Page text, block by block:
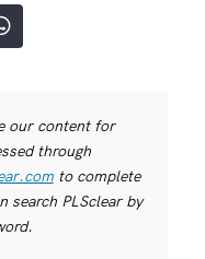
our content for
through
to complete
search PLSclear by